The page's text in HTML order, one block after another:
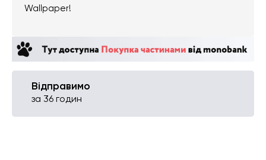
Wallpaper!
Відправимо
за 36 годин